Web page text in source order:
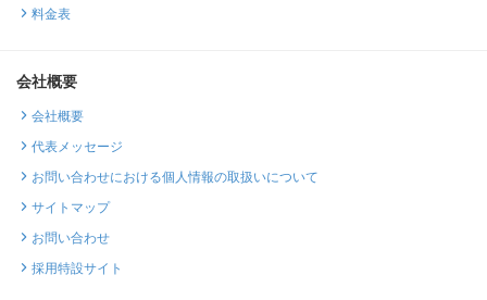
料金表
会社概要
会社概要
代表メッセージ
お問い合わせにおける個人情報の取扱いについて
サイトマップ
お問い合わせ
採用特設サイト